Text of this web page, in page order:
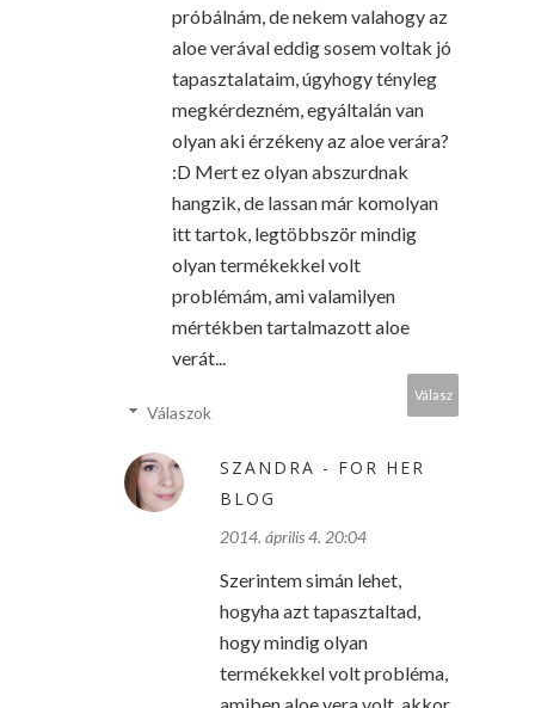
próbálnám, de nekem valahogy az
aloe verával eddig sosem voltak jó
tapasztalataim, úgyhogy tényleg
megkérdezném, egyáltalán van
olyan aki érzékeny az aloe verára?
:D Mert ez olyan abszurdnak
hangzik, de lassan már komolyan
itt tartok, legtöbbször mindig
olyan termékekkel volt
problémám, ami valamilyen
mértékben tartalmazott aloe
verát...
Válasz
Válaszok
SZANDRA - FOR HER
BLOG
2014. április 4. 20:04
Szerintem simán lehet,
hogyha azt tapasztaltad,
hogy mindig olyan
termékekkel volt probléma,